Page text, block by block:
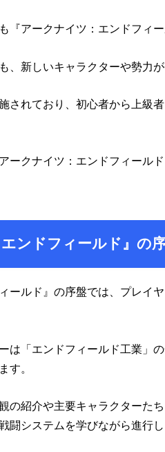
『アークナイツ：エンドフィ
、新しいキャラクターや勢力
されており、初心者から上級
ークナイツ：エンドフィール
エンドフィールド』の
ールド』の序盤では、プレ
は「エンドフィールド工業」
す。
の紹介や主要キャラクターた
闘システムを学びながら進行し